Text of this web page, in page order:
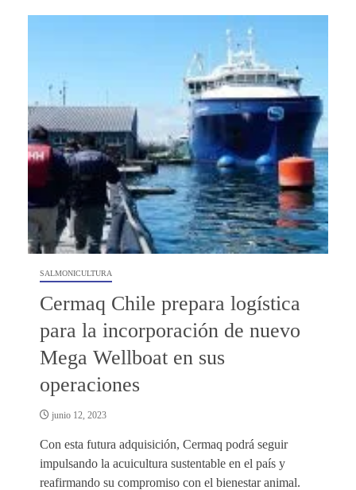
SALMONICULTURA
Cermaq Chile prepara logística
para la incorporación de nuevo
Mega Wellboat en sus
operaciones
junio 12, 2023
Con esta futura adquisición, Cermaq podrá seguir
impulsando la acuicultura sustentable en el país y
reafirmando su compromiso con el bienestar animal.